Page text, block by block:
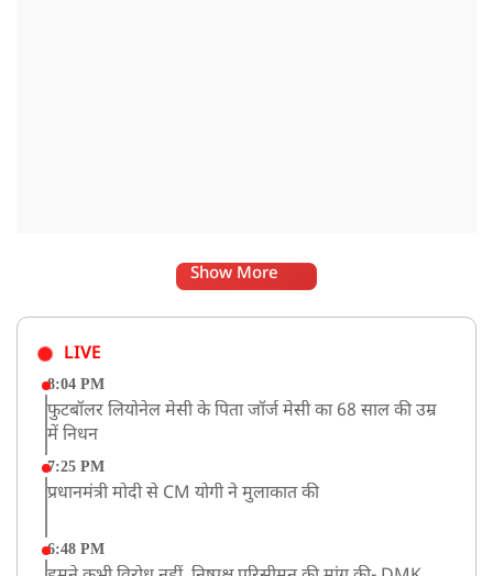
Show More
LIVE
8:04 PM
फुटबॉलर लियोनेल मेसी के पिता जॉर्ज मेसी का 68 साल की उम्र
में निधन
7:25 PM
प्रधानमंत्री मोदी से CM योगी ने मुलाकात की
6:48 PM